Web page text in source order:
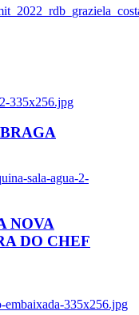
335x256.jpg
sala-agua-2-
NOVA
DO CHEF
embaixada-335x256.jpg